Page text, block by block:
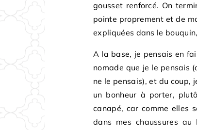
gousset renforcé. On
pointe proprement et de
expliquées dans le
A la base, je pensais en
nomade que je le pensais
ne le pensais), et du coup,
un bonheur à porter,
canapé, car comme elles
dans mes chaussures